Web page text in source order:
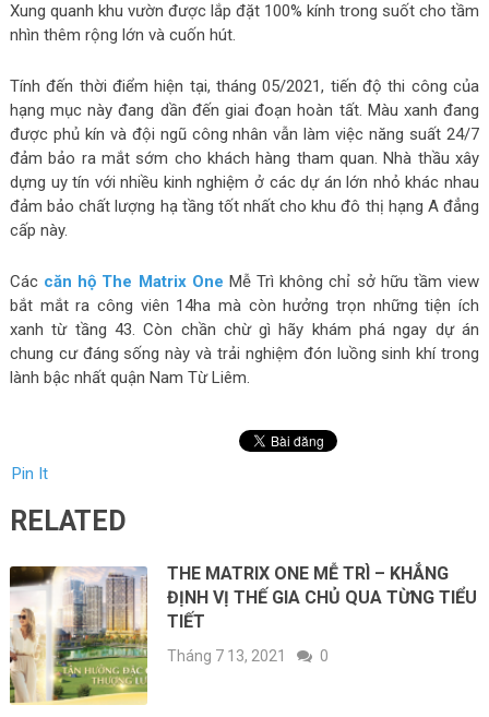
Xung quanh khu vườn được lắp đặt 100% kính trong suốt cho tầm
nhìn thêm rộng lớn và cuốn hút.
Tính đến thời điểm hiện tại, tháng 05/2021, tiến độ thi công của
hạng mục này đang dần đến giai đoạn hoàn tất. Màu xanh đang
được phủ kín và đội ngũ công nhân vẫn làm việc năng suất 24/7
đảm bảo ra mắt sớm cho khách hàng tham quan. Nhà thầu xây
dựng uy tín với nhiều kinh nghiệm ở các dự án lớn nhỏ khác nhau
đảm bảo chất lượng hạ tầng tốt nhất cho khu đô thị hạng A đẳng
cấp này.
Cáccăn hộ The Matrix One Mễ Trì không chỉ sở hữu tầm view
bắt mắt ra công viên 14ha mà còn hưởng trọn những tiện ích
xanh từ tầng 43. Còn chần chừ gì hãy khám phá ngay dự án
chung cư đáng sống này và trải nghiệm đón luồng sinh khí trong
lành bậc nhất quận Nam Từ Liêm.
Pin It
RELATED
THE MATRIX ONE MỄ TRÌ – KHẲNG
ĐỊNH VỊ THẾ GIA CHỦ QUA TỪNG TIỂU
TIẾT
Tháng 7 13, 2021 0